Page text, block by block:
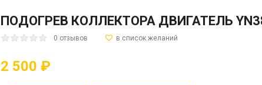
ПОДОГРЕВ КОЛЛЕКТОРА ДВИГАТЕЛЬ
0 отзывов
2 500 ₽